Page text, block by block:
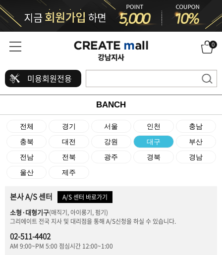
0
미용회원전용
BANCH
전체 경기 서울 인천
충남
충북
대전 강원 대구
부산
전남
전북 광주 경북
경남
울산
제주
본사 A/S 센터 A/S 센터 바로가기
소형·대형기구(매직기, 아이롱기, 펌기)
그리에이트 전국 지사 및 대리점을 통해 A/S신청을 하실 수 있습니다.
02-511-4402
AM 9:00~PM 5:00 점심시간 12:00~1:00